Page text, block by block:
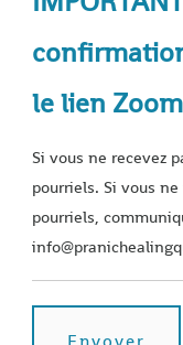
le lien Zoom
Si vous ne recevez
pourriels. Si vous
pourriels,